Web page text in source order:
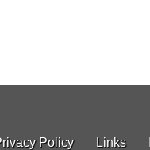
Policy Links